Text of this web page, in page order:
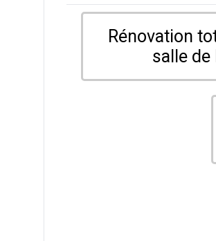
Rénovation
salle de